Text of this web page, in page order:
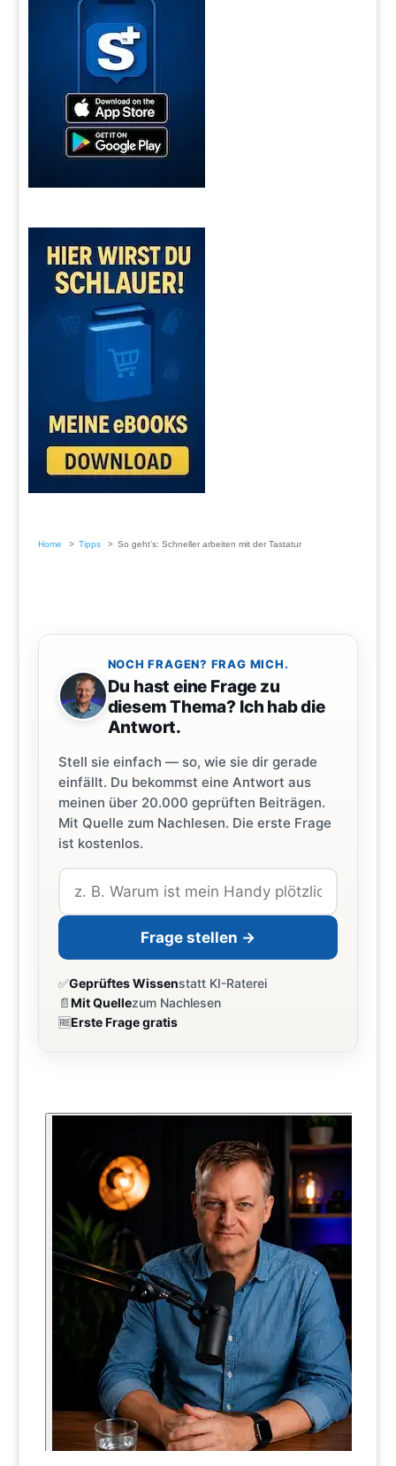
Home Tipps So geht’s: Schneller arbeiten mit der Tastatur
NOCH FRAGEN? FRAG MICH.
Du hast eine Frage zu
diesem Thema? Ich hab die
Antwort.
Stell sie einfach — so, wie sie dir gerade
einfällt. Du bekommst eine Antwort aus
meinen über 20.000 geprüften Beiträgen.
Mit Quelle zum Nachlesen. Die erste Frage
ist kostenlos.
Frage stellen →
✅Geprüftes Wissenstatt KI-Raterei
📄Mit Quellezum Nachlesen
🆓Erste Frage gratis